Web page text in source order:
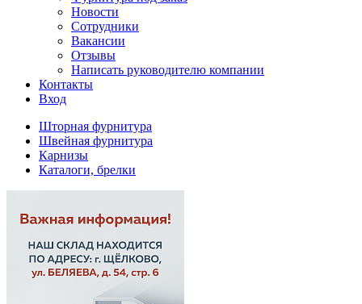
Новости
Сотрудники
Вакансии
Отзывы
Написать руководителю компании
Контакты
Вход
Шторная фурнитура
Швейная фурнитура
Карнизы
Каталоги, брелки